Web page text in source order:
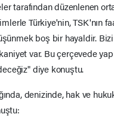
tarafından düzenlenen
Türkiye'nin, TSK'nın
boş bir hayaldir.
var. Bu çerçevede
diye konuştu.
denizinde, hak ve